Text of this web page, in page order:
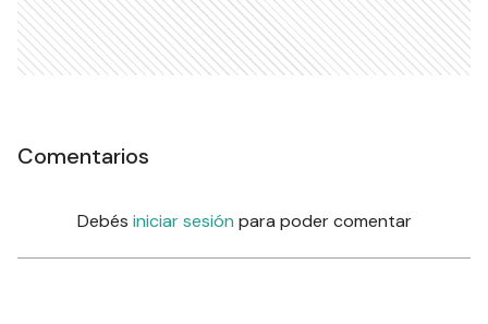
Comentarios
Debés iniciar sesión para poder comentar